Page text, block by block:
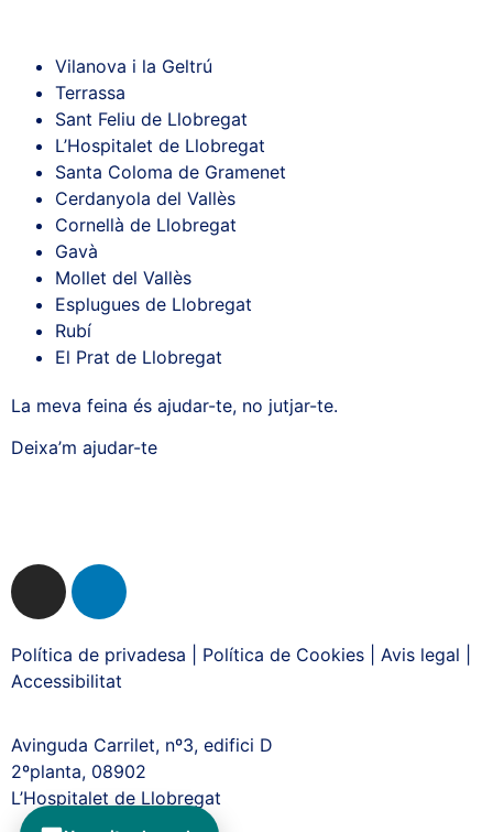
Vilanova i la Geltrú
Terrassa
Sant Feliu de Llobregat
L’Hospitalet de Llobregat
Santa Coloma de Gramenet
Cerdanyola del Vallès
Cornellà de Llobregat
Gavà
Mollet del Vallès
Esplugues de Llobregat
Rubí
El Prat de Llobregat
La meva feina és ajudar-te, no jutjar-te.
Deixa’m ajudar-te
Política de privadesa Política de Cookies Avis legal
Accessibilitat
Avinguda Carrilet, nº3, edifici D
2ºplanta, 08902
L’Hospitalet de Llobregat